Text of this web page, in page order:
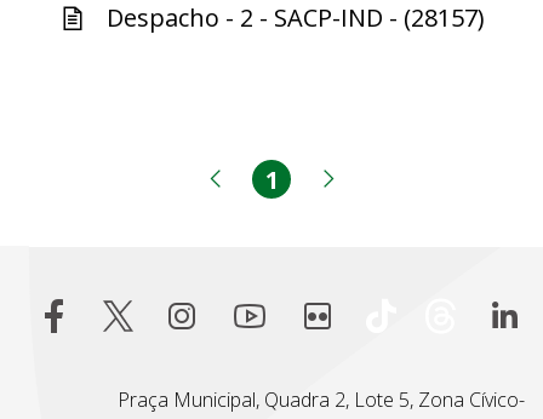
Despacho - 2 - SACP-IND - (28157)
Página anterior
Página
1
Praça Municipal, Quadra 2, Lote 5, Zona Cívico-